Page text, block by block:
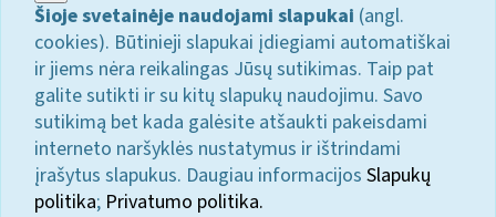
Šioje svetainėje naudojami slapukai (angl.
cookies). Būtinieji slapukai įdiegiami automatiškai
ir jiems nėra reikalingas Jūsų sutikimas. Taip pat
galite sutikti ir su kitų slapukų naudojimu. Savo
sutikimą bet kada galėsite atšaukti pakeisdami
interneto naršyklės nustatymus ir ištrindami
įrašytus slapukus. Daugiau informacijos Slapukų
politika; Privatumo politika.